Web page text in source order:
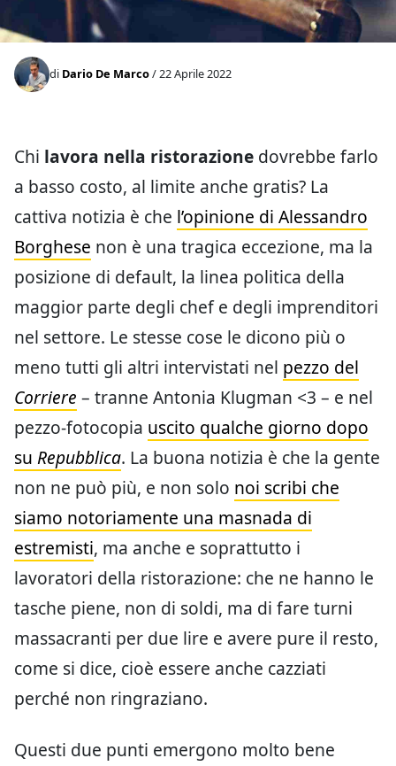
di Dario De Marco/ 22 Aprile 2022
Chi lavora nella ristorazione dovrebbe farlo
a basso costo, al limite anche gratis? La
cattiva notizia è che l’opinione di Alessandro
Borghese non è una tragica eccezione, ma la
posizione di default, la linea politica della
maggior parte degli chef e degli imprenditori
nel settore. Le stesse cose le dicono più o
meno tutti gli altri intervistati nel pezzo del
Corriere – tranne Antonia Klugman <3 – e nel
pezzo-fotocopia uscito qualche giorno dopo
su Repubblica. La buona notizia è che la gente
non ne può più, e non solo noi scribi che
siamo notoriamente una masnada di
estremisti, ma anche e soprattutto i
lavoratori della ristorazione: che ne hanno le
tasche piene, non di soldi, ma di fare turni
massacranti per due lire e avere pure il resto,
come si dice, cioè essere anche cazziati
perché non ringraziano.
Questi due punti emergono molto bene